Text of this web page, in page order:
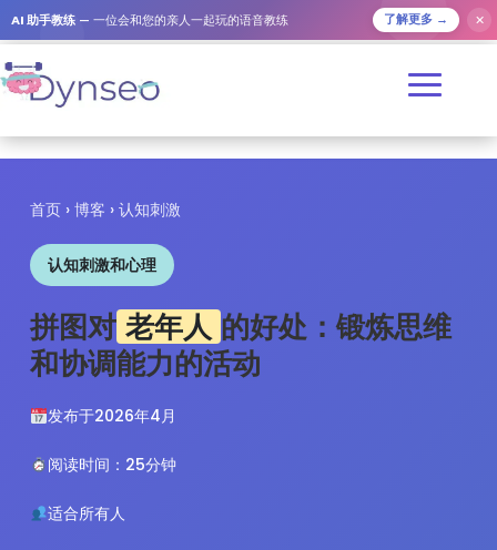
AI 助手教练 — 一位会和您的亲人一起玩的语音教练 了解更多 → ✕
首页 › 博客 › 认知刺激
认知刺激和心理
拼图对 老年人 的好处：锻炼思维
和协调能力的活动
发布于2026年4月
阅读时间：25分钟
适合所有人